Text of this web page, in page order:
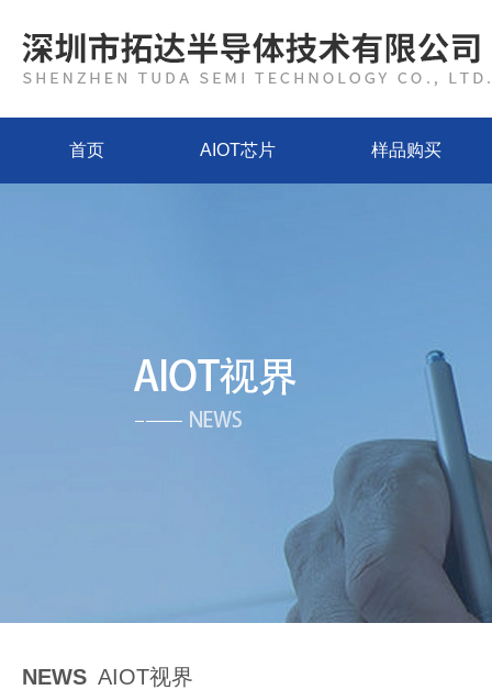
首页 AIOT芯片 样品购买
NEWS AIOT视界